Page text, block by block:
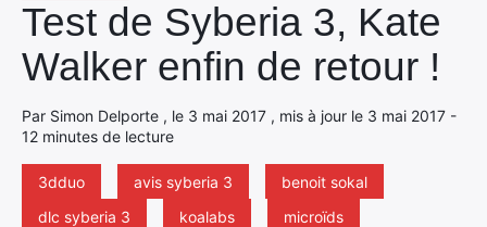
Test de Syberia 3, Kate
Walker enfin de retour !
Par Simon Delporte , le 3 mai 2017 , mis à jour le 3 mai 2017 -
12 minutes de lecture
3dduo avis syberia 3
benoit sokal
dlc syberia 3
koalabs
microïds